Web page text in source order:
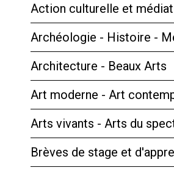
Action culturelle et
Archéologie - Histoire -
Architecture - Beaux Arts
Art moderne - Art
Arts vivants - Arts du
Brèves de stage et